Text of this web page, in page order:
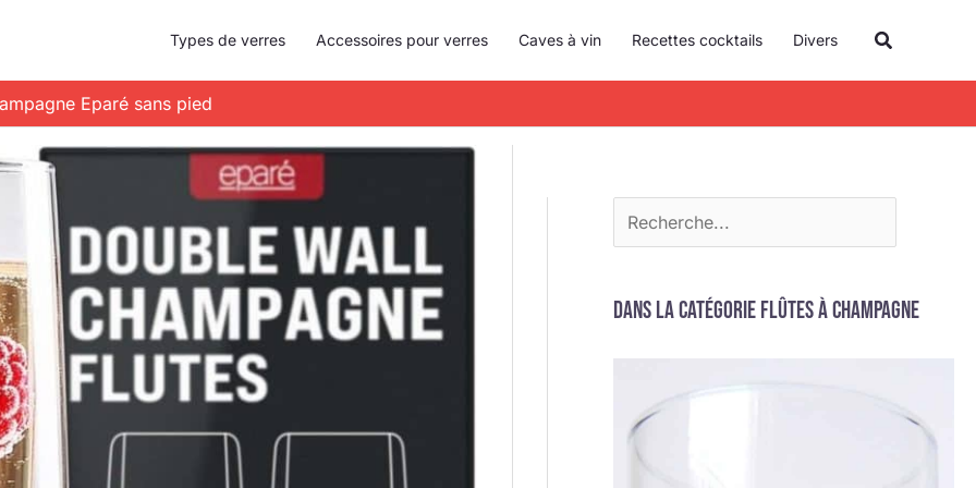
Types de verres Accessoires pour verres Caves à vin Recettes cocktails Divers
Eparé sans pied
c
h
e
Dans la catégorie Flûtes à champagne